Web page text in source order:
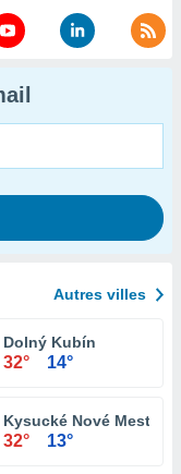
Autres villes
Dolný Kubín
32° 14°
Kysucké Nové Mesto
32° 13°